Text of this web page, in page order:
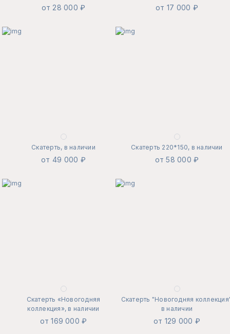
от 28 000 ₽ от 17 000 ₽
Скатерть, в наличии
от 49 000 ₽
Скатерть 220*150, в наличии
от 58 000 ₽
Скатерть «Новогодняя
коллекция», в наличии
от 169 000 ₽
Скатерть "Новогодняя
в наличии
от 129 000 ₽